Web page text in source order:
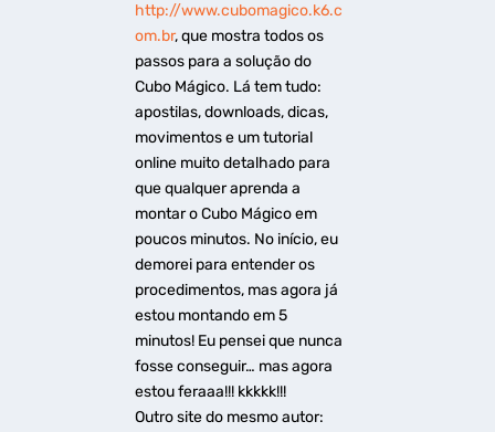
http://www.cubomagico.k6.c
om.br, que mostra todos os
passos para a solução do
Cubo Mágico. Lá tem tudo:
apostilas, downloads, dicas,
movimentos e um tutorial
online muito detalhado para
que qualquer aprenda a
montar o Cubo Mágico em
poucos minutos. No início, eu
demorei para entender os
procedimentos, mas agora já
estou montando em 5
minutos! Eu pensei que nunca
fosse conseguir… mas agora
estou feraaa!!! kkkkk!!!
Outro site do mesmo autor: